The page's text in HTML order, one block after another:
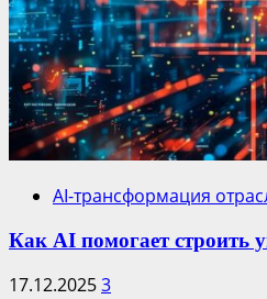
AI-трансформация
Как AI помогает строить
17.12.20253